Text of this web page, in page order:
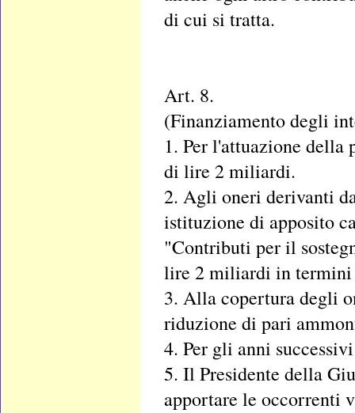
di cui si tratta.
Art. 8.
(Finanziamento degli
1. Per l'attuazione della
di lire 2 miliardi.
2. Agli oneri derivanti
istituzione di apposito
"Contributi per il
lire 2 miliardi in termini
3. Alla copertura degli
riduzione di pari
4. Per gli anni
5. Il Presidente della
apportare le occorrenti